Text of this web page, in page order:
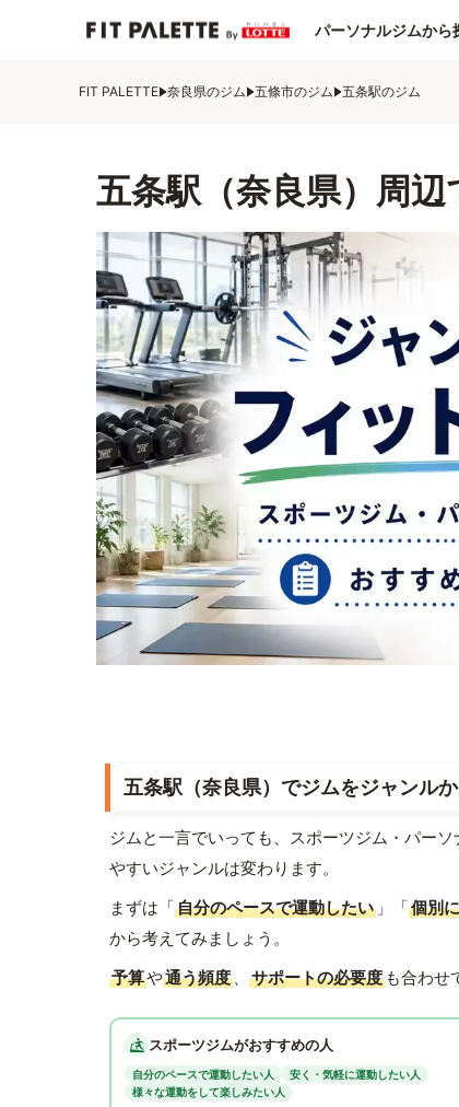
パーソナルジムから
FIT PALETTE 奈良県のジム 五條市のジム 五条駅のジム
五条駅（奈良県）周
五条駅（奈良県）でジムをジャンル
ジムと一言でいっても、スポーツジム・パー
やすいジャンルは変わります。
まずは「自分のペースで運動したい 」「個別
から考えてみましょう。
予算や通う頻度 、 サポートの必要度 も合わせ
スポーツジムがおすすめの人
自分のペースで運動したい人
安く・気軽に運動したい人
様々な運動をして楽しみたい人